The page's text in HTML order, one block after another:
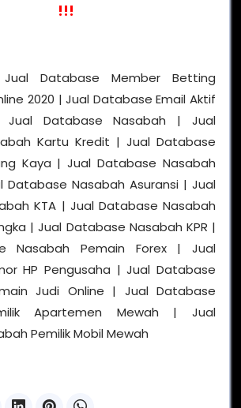
!!!
Database Member Betting
2020 | Jual Database Email Aktif
Jual Database Nasabah | Jual
Kartu Kredit | Jual Database
Kaya | Jual Database Nasabah
Database Nasabah Asuransi | Jual
KTA | Jual Database Nasabah
| Jual Database Nasabah KPR |
Nasabah Pemain Forex | Jual
HP Pengusaha | Jual Database
Judi Online | Jual Database
Apartemen Mewah | Jual
Pemilik Mobil Mewah